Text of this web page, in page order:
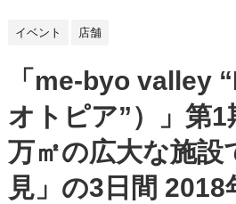
イベント 店舗
「me-byo valley
オトピア”）」第
万㎡の広大な施設
見」の3日間 2018